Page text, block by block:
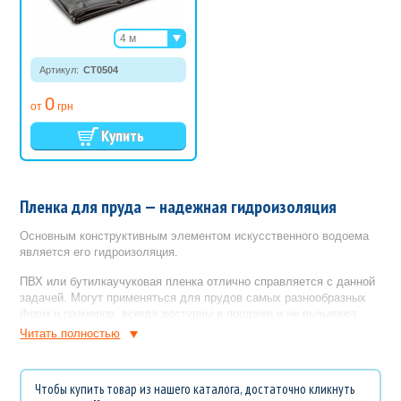
Артикул: СТ0504
от 0 грн
4 м
6 м
Пленка для пруда — надежная гидроизоляция
Основным конструктивным элементом искусственного водоема
является его гидроизоляция.
ПВХ или бутилкаучуковая пленка отлично справляется с данной
задачей. Могут применяться для прудов самых разнообразных
проблем в эксплуатации.
следующими характеристиками:
Читать полностью
Чтобы купить товар из нашего каталога, достаточно кликнуть